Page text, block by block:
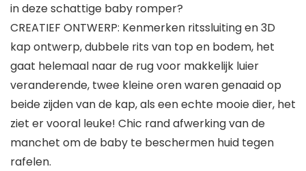
in deze schattige baby romper?
CREATIEF ONTWERP: Kenmerken ritssluiting en 3D
kap ontwerp, dubbele rits van top en bodem, het
gaat helemaal naar de rug voor makkelijk luier
veranderende, twee kleine oren waren genaaid op
beide zijden van de kap, als een echte mooie dier, het
ziet er vooral leuke! Chic rand afwerking van de
manchet om de baby te beschermen huid tegen
rafelen.